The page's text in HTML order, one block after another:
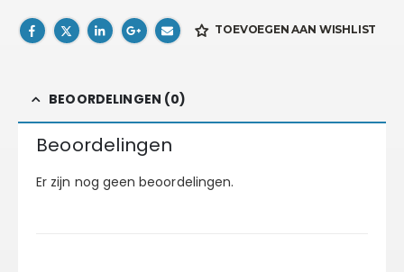
TOEVOEGEN AAN WISHLIST
BEOORDELINGEN (0)
Beoordelingen
Er zijn nog geen beoordelingen.